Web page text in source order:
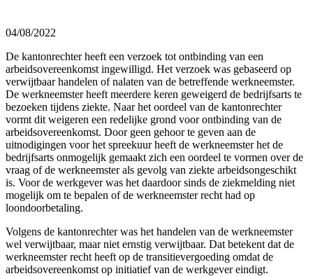
04/08/2022
De kantonrechter heeft een verzoek tot ontbinding van een
arbeidsovereenkomst ingewilligd. Het verzoek was gebaseerd op
verwijtbaar handelen of nalaten van de betreffende werkneemster.
De werkneemster heeft meerdere keren geweigerd de bedrijfsarts te
bezoeken tijdens ziekte. Naar het oordeel van de kantonrechter
vormt dit weigeren een redelijke grond voor ontbinding van de
arbeidsovereenkomst. Door geen gehoor te geven aan de
uitnodigingen voor het spreekuur heeft de werkneemster het de
bedrijfsarts onmogelijk gemaakt zich een oordeel te vormen over de
vraag of de werkneemster als gevolg van ziekte arbeidsongeschikt
is. Voor de werkgever was het daardoor sinds de ziekmelding niet
mogelijk om te bepalen of de werkneemster recht had op
loondoorbetaling.
Volgens de kantonrechter was het handelen van de werkneemster
wel verwijtbaar, maar niet ernstig verwijtbaar. Dat betekent dat de
werkneemster recht heeft op de transitievergoeding omdat de
arbeidsovereenkomst op initiatief van de werkgever eindigt.